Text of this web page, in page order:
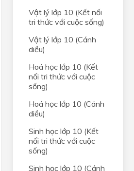
Vật lý lớp 10 (Kết nối
tri thức với cuộc sống)
Vật lý lớp 10 (Cánh
diều)
Hoá học lớp 10 (Kết
nối tri thức với cuộc
sống)
Hoá học lớp 10 (Cánh
diều)
Sinh học lớp 10 (Kết
nối tri thức với cuộc
sống)
Sinh học lớp 10 (Cánh